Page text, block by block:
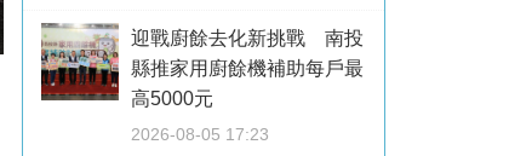
迎戰廚餘去化新挑戰 南投
縣推家用廚餘機補助每戶最
高5000元
2026-08-05 17:23